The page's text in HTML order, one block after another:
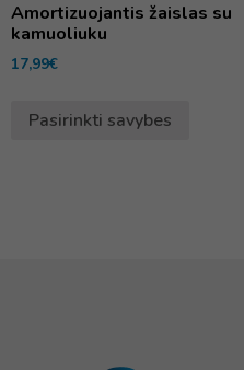
Amortizuojantis žaislas su
kamuoliuku
17,99€
Pasirinkti savybes